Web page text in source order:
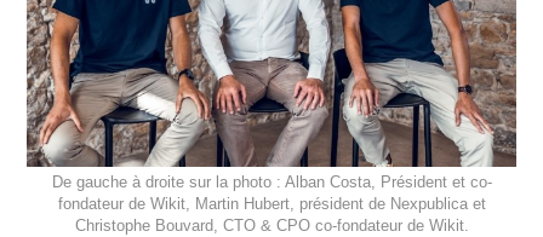
De gauche à droite sur la photo : Alban Costa, Président et co-
fondateur de Wikit, Martin Hubert, président de Nexpublica et
Christophe Bouvard, CTO & CPO co-fondateur de Wikit.